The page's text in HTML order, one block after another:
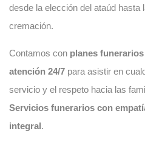
desde la elección del ataúd hasta
cremación.
Contamos con planes
atención 24/7 para asistir en
servicio y el respeto hacia las
Servicios funerarios con
integral.